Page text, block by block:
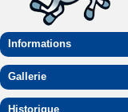
Informations
Gallerie
Historique